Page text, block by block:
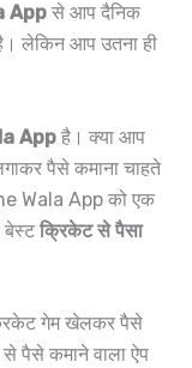
App से आप दैनिक
लेकिन आप उतना ही
App है। क्या आप
पैसे कमाना चाहते
Wala App को एक
बेस्टक्रिकेट से पैसा
गेम खेलकर पैसे
से पैसे कमाने वाला ऐप